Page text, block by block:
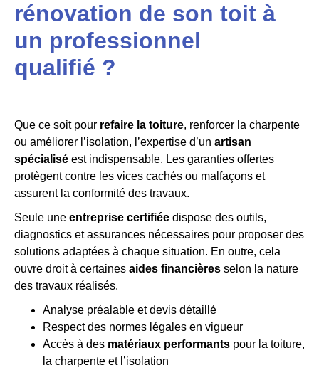
rénovation de son toit à
un professionnel
qualifié ?
Que ce soit pour refaire la toiture, renforcer la charpente
ou améliorer l’isolation, l’expertise d’un artisan
spécialisé est indispensable. Les garanties offertes
protègent contre les vices cachés ou malfaçons et
assurent la conformité des travaux.
Seule une entreprise certifiée dispose des outils,
diagnostics et assurances nécessaires pour proposer des
solutions adaptées à chaque situation. En outre, cela
ouvre droit à certaines aides financières selon la nature
des travaux réalisés.
Analyse préalable et devis détaillé
Respect des normes légales en vigueur
Accès à des matériaux performants pour la toiture,
la charpente et l’isolation